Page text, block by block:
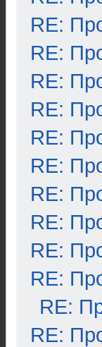
RE:
RE:
RE:
RE:
RE:
RE:
RE:
RE:
RE:
RE:
RE:
RE: